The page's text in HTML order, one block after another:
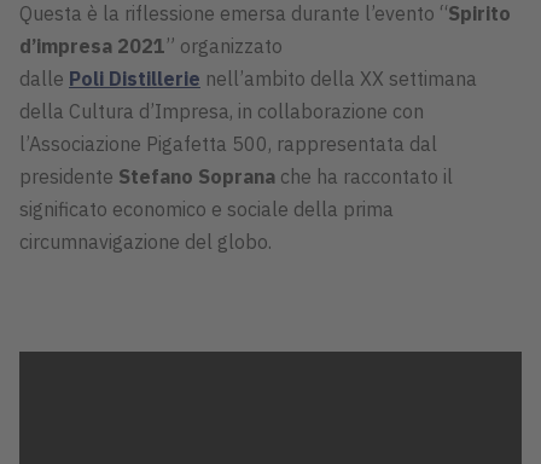
Questa è la riflessione emersa durante l’evento “Spirito
d’impresa 2021” organizzato
dalle Poli Distillerie nell’ambito della XX settimana
della Cultura d’Impresa, in collaborazione con
l’Associazione Pigafetta 500, rappresentata dal
presidente Stefano Soprana che ha raccontato il
significato economico e sociale della prima
circumnavigazione del globo.